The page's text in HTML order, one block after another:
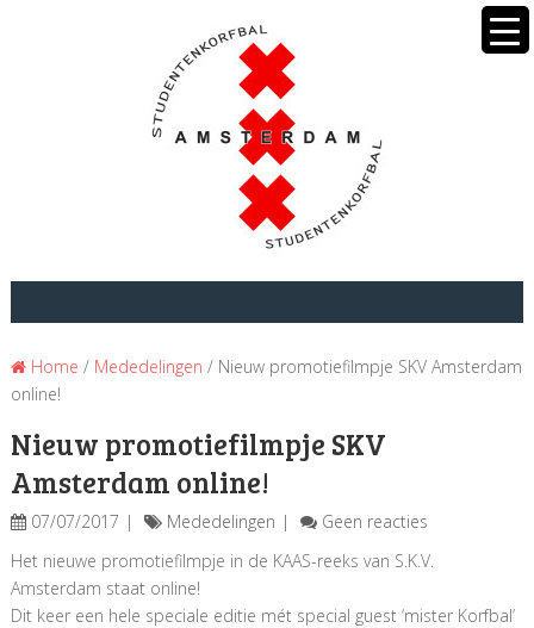
Home / Mededelingen / Nieuw promotiefilmpje SKV Amsterdam
online!
Nieuw promotiefilmpje SKV
Amsterdam online!
07/07/2017 Mededelingen
Geen reacties
Het nieuwe promotiefilmpje in de KAAS-reeks van S.K.V.
Amsterdam staat online!
Dit keer een hele speciale editie mét special guest ‘mister Korfbal’